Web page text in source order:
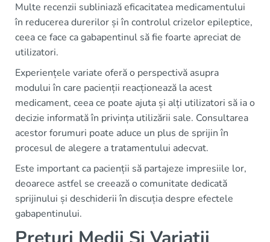
Multe recenzii subliniază eficacitatea medicamentului
în reducerea durerilor și în controlul crizelor epileptice,
ceea ce face ca gabapentinul să fie foarte apreciat de
utilizatori.
Experiențele variate oferă o perspectivă asupra
modului în care pacienții reacționează la acest
medicament, ceea ce poate ajuta și alți utilizatori să ia o
decizie informată în privința utilizării sale. Consultarea
acestor forumuri poate aduce un plus de sprijin în
procesul de alegere a tratamentului adecvat.
Este important ca pacienții să partajeze impresiile lor,
deoarece astfel se creează o comunitate dedicată
sprijinului și deschiderii în discuția despre efectele
gabapentinului.